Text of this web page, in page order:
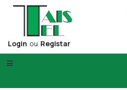
Login ou Registar